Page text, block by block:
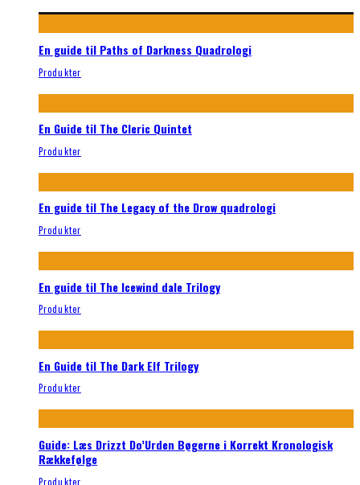
En guide til Paths of Darkness Quadrologi
Produkter
En Guide til The Cleric Quintet
Produkter
En guide til The Legacy of the Drow quadrologi
Produkter
En guide til The Icewind dale Trilogy
Produkter
En Guide til The Dark Elf Trilogy
Produkter
Guide: Læs Drizzt Do’Urden Bøgerne i Korrekt Kronologisk
Rækkefølge
Produkter